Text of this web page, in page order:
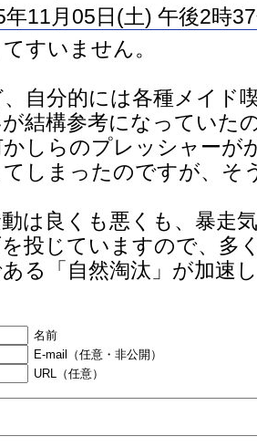
年11月05日(土) 午後2時
すいません。
自分的には各種メイド
結構参考になっていた
かしらのプレッシャーが
てしまったのですが、そ
は良くも悪くも、暴走
投じていますので、多
る「自然淘汰」が加速
名前
E-mail（任意・非公開）
URL（任意）